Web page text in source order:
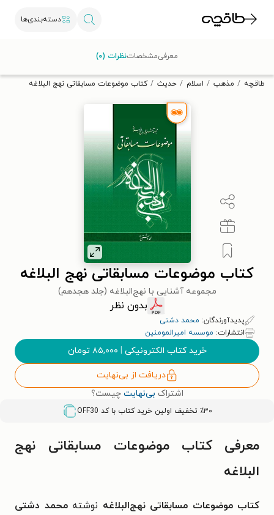
دسته‌بندی‌ها
تخفیف از طاقچه دریافت کن.
طاقچه مذهب اسلام حدیث کتاب موضوعات مسابقاتی نهج البلاغه
کتاب موضوعات مسابقاتی نهج البلاغه
مجموعه آشنایی با نهج‌البلاغه (جلد هجدهم)
بدون نظر
پدیدآورندگان: محمد دشتی
انتشارات: موسسه امیرالمومنین
خرید کتاب الکترونیکی | ۸۵,۰۰۰ تومان
دریافت از بی‌نهایت
اشتراک بی‌نهایت چیست؟
٪۳۰ تخفیف اولین خرید کتاب با کد OFF30
معرفیمشخصاتنظرات (۰)
معرفی کتاب موضوعات مسابقاتی نهج
البلاغه
کتاب موضوعات مسابقاتی نهج‌البلاغه نوشتهمحمد دشتی